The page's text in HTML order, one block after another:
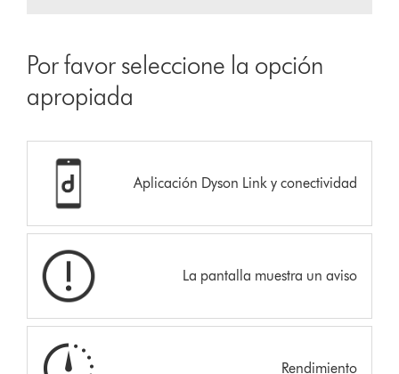
Por favor seleccione la opción
apropiada
Aplicación Dyson Link y conectividad
La pantalla muestra un aviso
Rendimiento